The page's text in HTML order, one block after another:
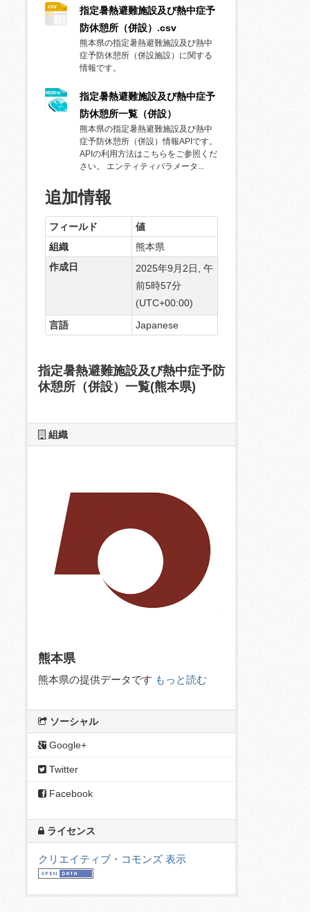
指定暑熱避難施設及び熱中症予
防休憩所（併設）.csv
熊本県の指定暑熱避難施設及び熱中
症予防休憩所（併設施設）に関する
情報です。
指定暑熱避難施設及び熱中症予
防休憩所一覧（併設）
熊本県の指定暑熱避難施設及び熱中
症予防休憩所（併設）情報APIです。
APIの利用方法はこちらをご参照くだ
さい。 エンティティパラメータ...
追加情報
フィールド
値
組織
熊本県
作成日
2025年9月2日, 午
前5時57分
(UTC+00:00)
言語
Japanese
指定暑熱避難施設及び熱中症予防
休憩所（併設）一覧(熊本県)
組織
熊本県
熊本県の提供データです もっと読む
ソーシャル
Google+
Twitter
Facebook
ライセンス
クリエイティブ・コモンズ 表示